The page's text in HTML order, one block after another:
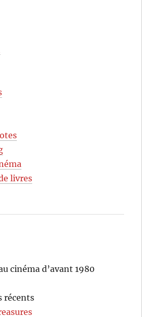
livres
cinéma d’avant 1980
récents